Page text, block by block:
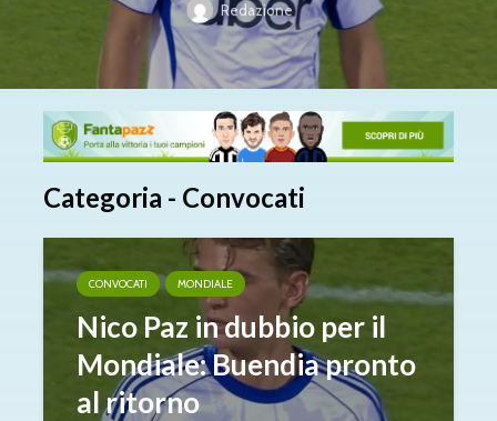
Redazione
Categoria - Convocati
CONVOCATI MONDIALE
Nico Paz in dubbio per il
Mondiale: Buendia pronto
al ritorno